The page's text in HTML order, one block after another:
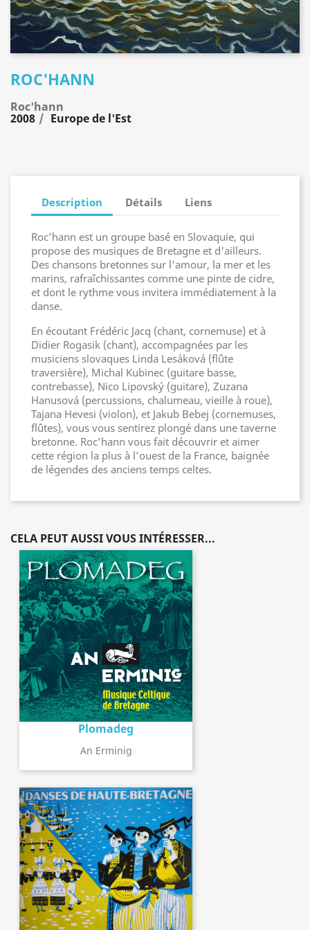
ROC'HANN
Roc'hann
2008 Europe de l'Est
Description Détails Liens
Roc’hann est un groupe basé en Slovaquie, qui
propose des musiques de Bretagne et d'ailleurs.
Des chansons bretonnes sur l’amour, la mer et les
marins, rafraîchissantes comme une pinte de cidre,
et dont le rythme vous invitera immédiatement à la
danse.
En écoutant Frédéric Jacq (chant, cornemuse) et à
Didier Rogasik (chant), accompagnées par les
musiciens slovaques Linda Lesáková (flûte
traversière), Michal Kubinec (guitare basse,
contrebasse), Nico Lipovský (guitare), Zuzana
Hanusová (percussions, chalumeau, vieille à roue),
Tajana Hevesi (violon), et Jakub Bebej (cornemuses,
flûtes), vous vous sentirez plongé dans une taverne
bretonne. Roc’hann vous fait découvrir et aimer
cette région la plus à l’ouest de la France, baignée
de légendes des anciens temps celtes.
CELA PEUT AUSSI VOUS INTÉRESSER...
Plomadeg
An Erminig